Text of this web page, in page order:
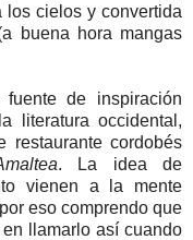
los cielos y convertida
buena hora mangas
de inspiración
literatura occidental,
restaurante cordobés
. La idea de
vienen a la mente
eso comprendo que
llamarlo así cuando